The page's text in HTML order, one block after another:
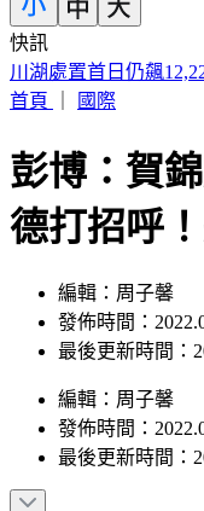
快訊
星巴克買一送一！
首頁
國際
彭博：賀
德打招呼
編輯：周子馨
發佈時間：
最後更新時間：
編輯 ： 周子馨
發佈時間：
最後更新時間：